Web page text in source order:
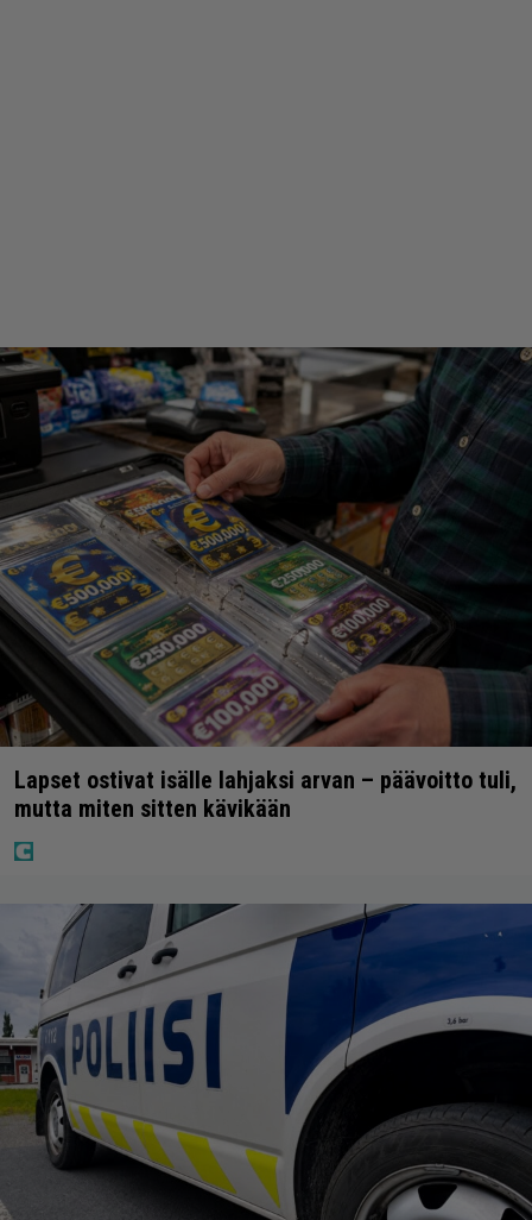
Lapset ostivat isälle lahjaksi arvan – päävoitto tuli,
mutta miten sitten kävikään